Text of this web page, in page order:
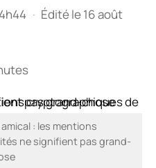
· Édité le 16 août
: les mentions
ne signifient pas grand-